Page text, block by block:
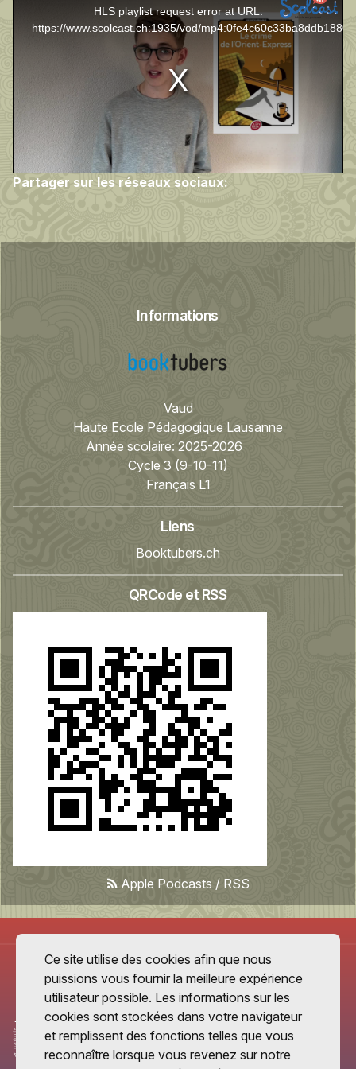
HLS playlist request error at URL:
https://www.scolcast.ch:1935/vod/
Partager sur les réseaux sociaux:
Informations
Vaud
Haute Ecole Pédagogique Lausanne
Année scolaire: 2025-2026
Cycle 3 (9-10-11)
Français L1
Liens
Booktubers.ch
QRCode et RSS
Apple Podcasts / RSS
Ce site utilise des cookies afin que nous
puissions vous fournir la meilleure expérience
utilisateur possible. Les informations sur les
cookies sont stockées dans votre navigateur
et remplissent des fonctions telles que vous
reconnaître lorsque vous revenez sur notre